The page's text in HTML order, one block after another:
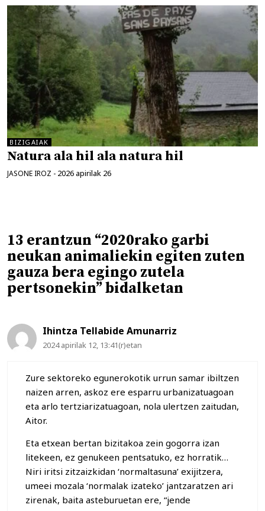
BIZIGAIAK
Natura ala hil ala natura hil
JASONE IROZ - 2026 apirilak 26
13 erantzun “2020rako garbi
neukan animaliekin egiten zuten
gauza bera egingo zutela
pertsonekin” bidalketan
Ihintza Tellabide Amunarriz
2024 apirilak 12, 13:41(r)etan
Zure sektoreko egunerokotik urrun samar ibiltzen
naizen arren, askoz ere esparru urbanizatuagoan
eta arlo tertziarizatuagoan, nola ulertzen zaitudan,
Aitor.
Eta etxean bertan bizitakoa zein gogorra izan
litekeen, ez genukeen pentsatuko, ez horratik…
Niri iritsi zitzaizkidan ‘normaltasuna’ exijitzera,
umeei mozala ‘normalak izateko’ jantzaratzen ari
zirenak, baita asteburuetan ere, “jende